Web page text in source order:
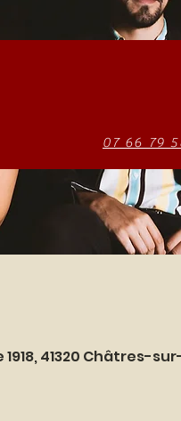
1918, 41320 Châtres-
07 66 79